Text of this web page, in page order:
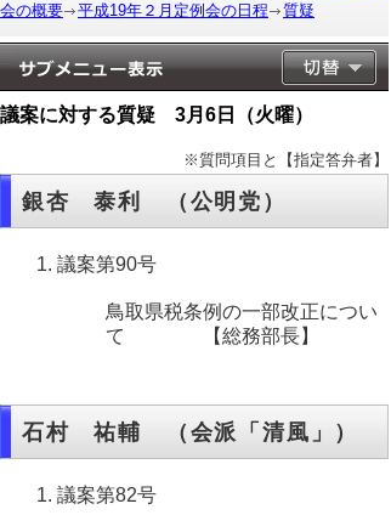
会の概要
平成19年２月定例会の日程 質疑
議案に対する質疑 3月6日（火曜）
※質問項目と【指定答弁者】
銀杏 泰利 （公明党）
議案第90号
鳥取県税条例の一部改正につい
て 【総務部長】
石村 祐輔 （会派「清風」）
議案第82号